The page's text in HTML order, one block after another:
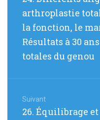
l’article
:arthroplastie
la fonction, le
Résultats à 30
totales du genou
Suivant
Article
26. Équilibrage